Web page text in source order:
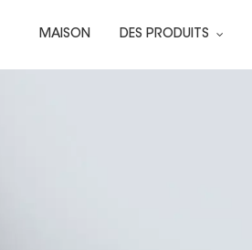
MAISON DES PRODUITS